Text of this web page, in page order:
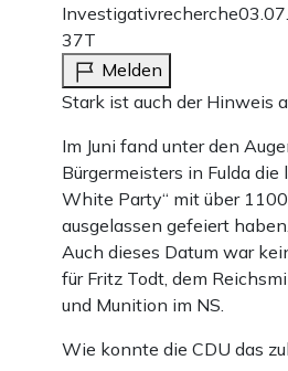
Investigativrecherche
37T
Melden
Stark ist auch der Hinweis
Im Juni fand unter den
Bürgermeisters in Fulda die
White Party“ mit über
ausgelassen gefeiert haben.
Auch dieses Datum war
für Fritz Todt, dem
und Munition im NS.
Wie konnte die CDU das